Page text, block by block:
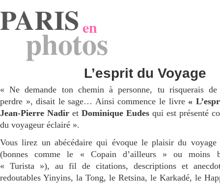
PARISen
photos
L’esprit du Voyage
« Ne demande ton chemin à personne, tu risquerais
perdre », disait le sage… Ainsi commence le livre«
Jean-Pierre Nadir et Dominique Eudes qui est présenté
du voyageur éclairé ».
Vous lirez un abécédaire qui évoque le plaisir du voyage
(bonnes comme le « Copain d’ailleurs » ou moins
« Turista »), au fil de citations, descriptions et
redoutables Yinyins, la Tong, le Retsina, le Karkadé, le